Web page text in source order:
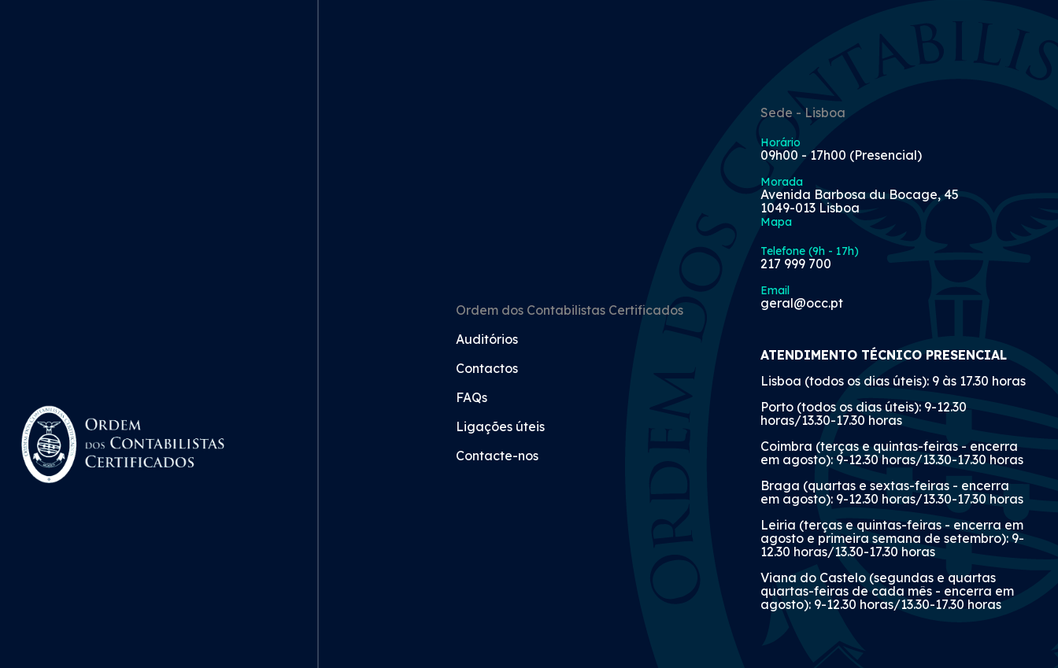
Ordem dos Contabilistas Certificados
Auditórios
Contactos
FAQs
Ligações úteis
Contacte-nos
Sede - Lisboa
Horário
09h00 - 17h00 (Presencial)
Morada
Avenida Barbosa du Bocage, 45
1049-013 Lisboa
Mapa
Telefone (9h - 17h)
217 999 700
Email
geral@occ.pt
ATENDIMENTO TÉCNICO PRESENCIAL
Lisboa (todos os dias úteis): 9 às 17.30 horas
Porto (todos os dias úteis): 9-12.30
horas/13.30-17.30 horas
Coimbra (terças e quintas-feiras - encerra
em agosto): 9-12.30 horas/13.30-17.30 horas
Braga (quartas e sextas-feiras - encerra
em agosto): 9-12.30 horas/13.30-17.30 horas
Leiria (terças e quintas-feiras - encerra em
agosto e primeira semana de setembro): 9-
12.30 horas/13.30-17.30 horas
Viana do Castelo (segundas e quartas
quartas-feiras de cada mês - encerra em
agosto): 9-12.30 horas/13.30-17.30 horas